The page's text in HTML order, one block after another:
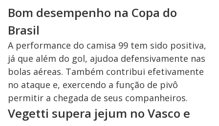
Bom desempenho na Copa do
Brasil
A performance do camisa 99 tem sido positiva,
já que além do gol, ajudoa defensivamente nas
bolas aéreas. Também contribui efetivamente
no ataque e, exercendo a função de pivô
permitir a chegada de seus companheiros.
Vegetti supera jejum no Vasco e